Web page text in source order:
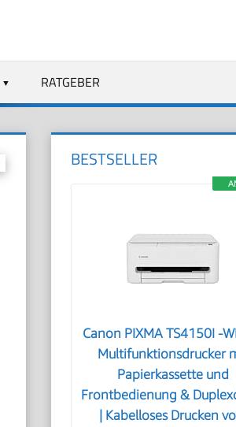
RATGEBER
BESTSELLER
Canon PIXMA TS4150I -
Multifunktionsdrucker
Papierkassette und
Frontbedienung &
| Kabelloses Drucken